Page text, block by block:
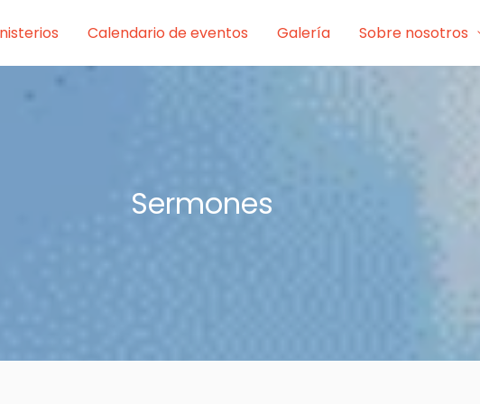
Calendario de eventos Galería Sobre nosotros
Sermones